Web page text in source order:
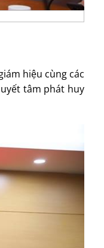
hiệu cùng các
tâm phát huy